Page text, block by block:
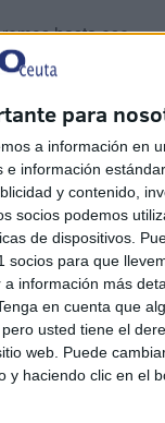
para
a información en
información
y contenido,
socios podemos
de dispositivos.
para que
información más
en cuenta que
usted tiene el
web. Puede
haciendo clic en el
hasta ese
ha
poner en